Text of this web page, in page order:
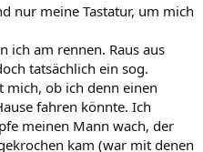
nur meine Tastatur, um mich
ich am rennen. Raus aus
tatsächlich ein sog.
mich, ob ich denn einen
fahren könnte. Ich
meinen Mann wach, der
kam (war mit denen